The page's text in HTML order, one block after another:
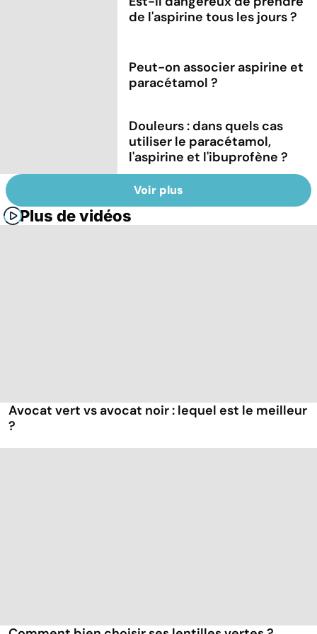
de l'aspirine tous les jours ?
Peut-on associer aspirine et
paracétamol ?
Douleurs : dans quels cas
utiliser le paracétamol,
l'aspirine et l'ibuprofène ?
Voir plus
Plus de vidéos
Avocat vert vs avocat noir : lequel est le meilleur
?